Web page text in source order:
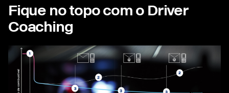
Fique no topo com o Driver
Coaching